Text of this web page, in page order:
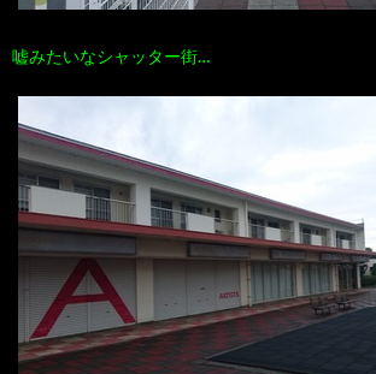
嘘みたいなシャッター街…